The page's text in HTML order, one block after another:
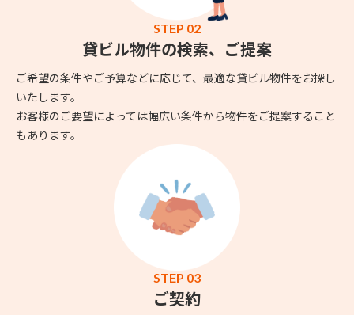
STEP 02
貸ビル物件の検索、ご提案
ご希望の条件やご予算などに応じて、最適な貸ビル物件をお探し
いたします。
お客様のご要望によっては幅広い条件から物件をご提案すること
もあります。
STEP 03
ご契約